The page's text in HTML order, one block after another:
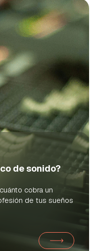
de sonido?
cobra un
de tus sueños